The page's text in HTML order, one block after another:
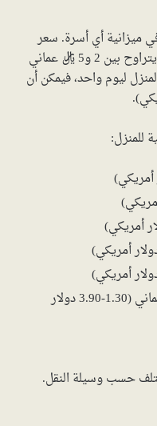
ميزانية أي أسرة. سعر
وجبة لشخص واحد في مطعم متوسط يتراوح بين 2 و5 ريال عماني
المنزل ليوم واحد، فيمكن أن
للمنزل:
خضار وفواكه: 0.500-1.500 ريال عماني (1.30-3.90 دولار
حسب وسيلة النقل.